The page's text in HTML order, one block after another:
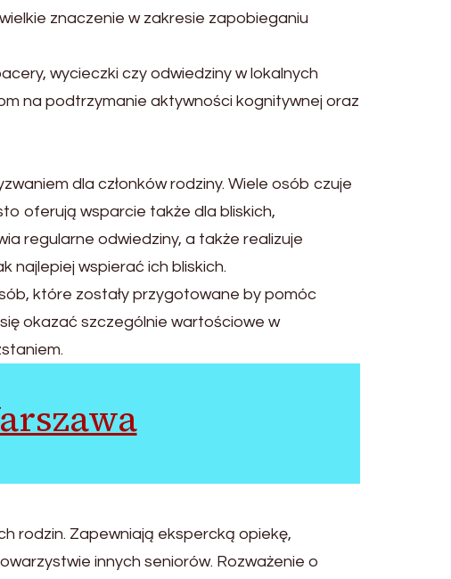
znaczenie w zakresie zapobieganiu
wycieczki czy odwiedziny w lokalnych
na podtrzymanie aktywności kognitywnej oraz
dla członków rodziny. Wiele osób czuje
oferują wsparcie także dla bliskich,
regularne odwiedziny, a także realizuje
najlepiej wspierać ich bliskich.
które zostały przygotowane by pomóc
okazać szczególnie wartościowe w
rodzin. Zapewniają ekspercką opiekę,
innych seniorów. Rozważenie o